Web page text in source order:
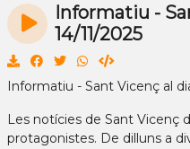
Informatiu -
14/11/2025
Informatiu - Sant Vicenç al
Les notícies de Sant Vicenç
protagonistes. De dilluns a